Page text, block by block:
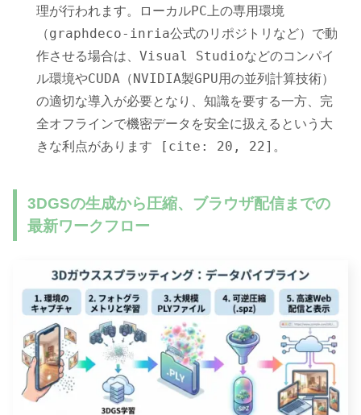
理が行われます。
ローカルPC上の専用環境
（graphdeco-inria公式のリポジトリなど）で動
作させる場合は、Visual Studioなどのコンパイ
ル環境やCUDA（NVIDIA製GPU用の並列計算技術）
の適切な導入が必要となり、知識を要する一方、完
全オフラインで機密データを安全に扱えるという大
きな利点があります [cite: 20, 22]。
3DGSの生成から圧縮、ブラウザ配信までの
最新ワークフロー